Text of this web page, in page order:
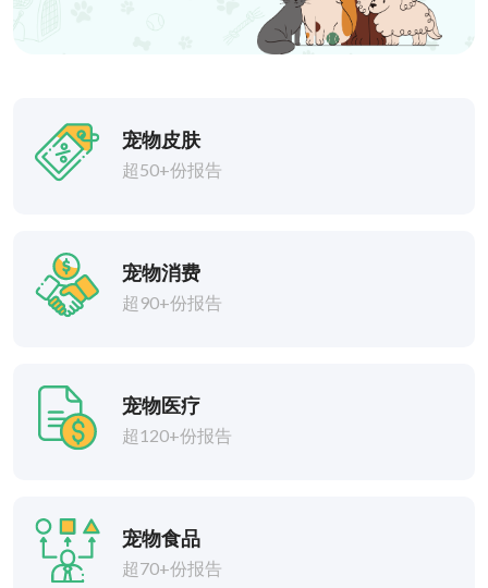
宠物皮肤
超50+份报告
宠物消费
超90+份报告
宠物医疗
超120+份报告
宠物食品
超70+份报告